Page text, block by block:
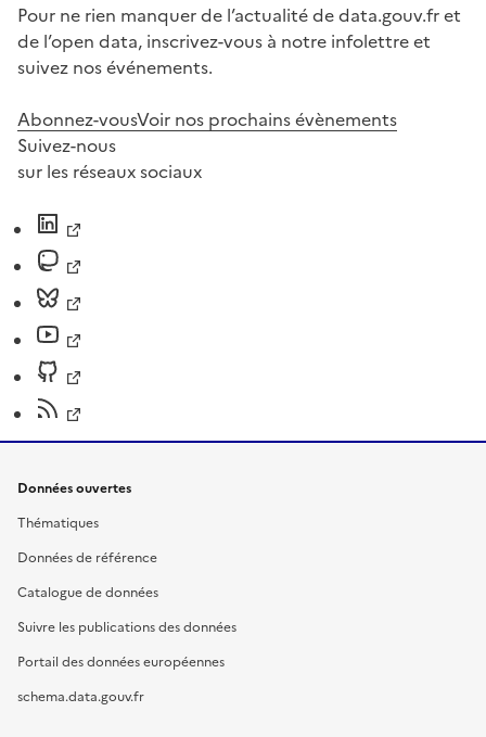
Pour ne rien manquer de l’actualité de data.gouv.fr et
de l’open data, inscrivez-vous à notre infolettre et
suivez nos événements.
Abonnez-vousVoir nos prochains évènements
Suivez-nous
sur les réseaux sociaux
Données ouvertes
Thématiques
Données de référence
Catalogue de données
Suivre les publications des données
Portail des données européennes
schema.data.gouv.fr